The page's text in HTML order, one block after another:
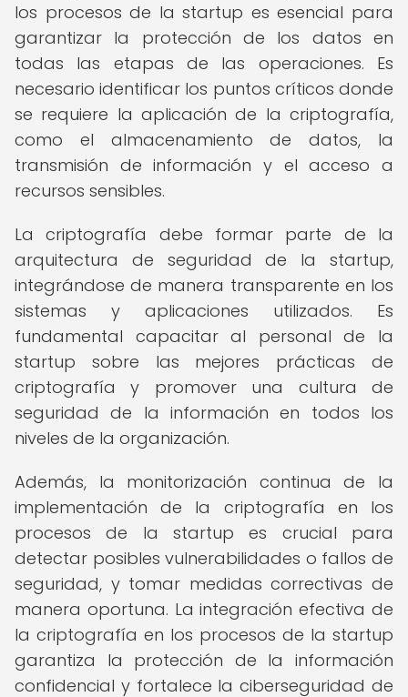
los procesos de la startup es esencial para
garantizar la protección de los datos en
todas las etapas de las operaciones. Es
necesario identificar los puntos críticos donde
se requiere la aplicación de la criptografía,
como el almacenamiento de datos, la
transmisión de información y el acceso a
recursos sensibles.
La criptografía debe formar parte de la
arquitectura de seguridad de la startup,
integrándose de manera transparente en los
sistemas y aplicaciones utilizados. Es
fundamental capacitar al personal de la
startup sobre las mejores prácticas de
criptografía y promover una cultura de
seguridad de la información en todos los
niveles de la organización.
Además, la monitorización continua de la
implementación de la criptografía en los
procesos de la startup es crucial para
detectar posibles vulnerabilidades o fallos de
seguridad, y tomar medidas correctivas de
manera oportuna. La integración efectiva de
la criptografía en los procesos de la startup
garantiza la protección de la información
confidencial y fortalece la ciberseguridad de